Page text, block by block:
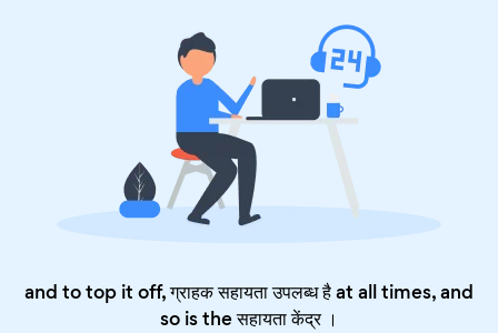
and to top it off, ग्राहक सहायता उपलब्ध है at all times, and
so is theसहायता केंद्र।